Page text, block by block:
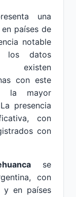
una
países de
notable
los datos
existen
con este
la mayor
presencia
con
con
se
con
y en países